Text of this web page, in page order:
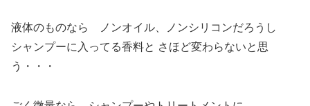
液体のものなら ノンオイル、ノンシリコンだろうし
シャンプーに入ってる香料と さほど変わらないと思
う・・・